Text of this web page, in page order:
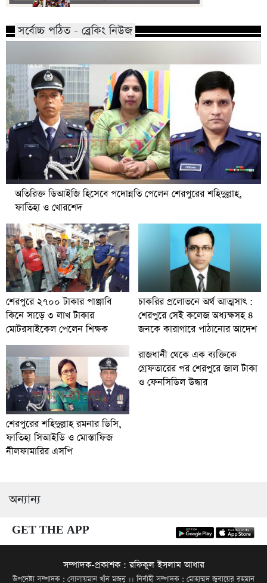
সর্বোচ্চ পঠিত - ব্রেকিং নিউজ
অতিরিক্ত ডিআইজি হিসেবে পদোন্নতি পেলেন শেরপুরের শহিদুল্লাহ,
ফাতিহা ও খোরশেদ
শেরপুরে ২৭০০ টাকার পাঞ্জাবি
কিনে সাড়ে ৩ লাখ টাকার
মোটরসাইকেল পেলেন শিক্ষক
চাকরির প্রলোভনে অর্থ আত্মসাৎ :
শেরপুরে সেই কলেজ অধ্যক্ষসহ ৪
জনকে কারাগারে পাঠানোর আদেশ
শেরপুরের শহিদুল্লাহ রমনার ডিসি,
ফাতিহা সিআইডি ও মোস্তাফিজ
নীলফামারির এসপি
রাজধানী থেকে এক ব্যক্তিকে
গ্রেফতারের পর শেরপুরে জাল টাকা
ও ফেনসিডিল উদ্ধার
অন্যান্য
GET THE APP
সম্পাদক-প্রকাশক : রফিকুল ইসলাম আধার
উপদেষ্টা সম্পাদক : সোলায়মান খাঁন মজনু ।। নির্বাহী সম্পাদক : মোহাম্মদ জুবায়ের রহমান